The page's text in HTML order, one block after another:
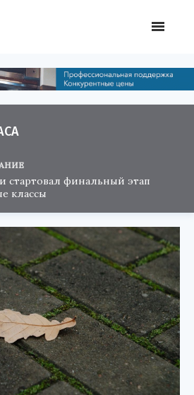
стартовал финальный этап
классы